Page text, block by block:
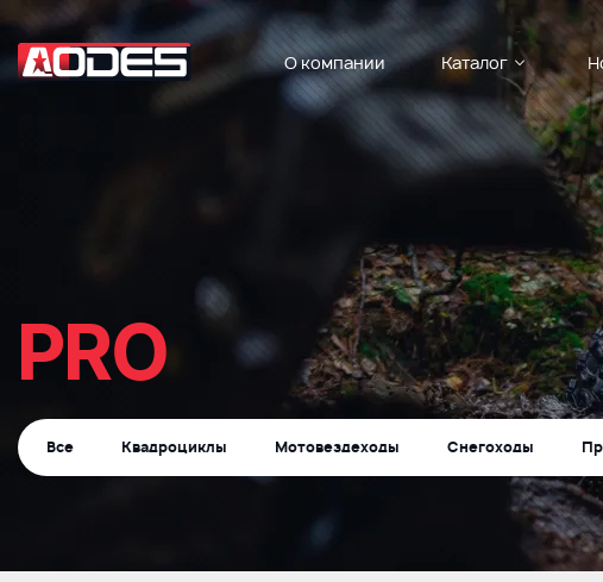
О компании Каталог
PRO
Все Квадроциклы Мотовездеходы Снегоходы